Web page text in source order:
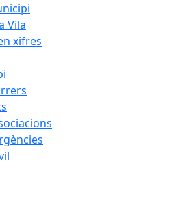
Vila
xifres